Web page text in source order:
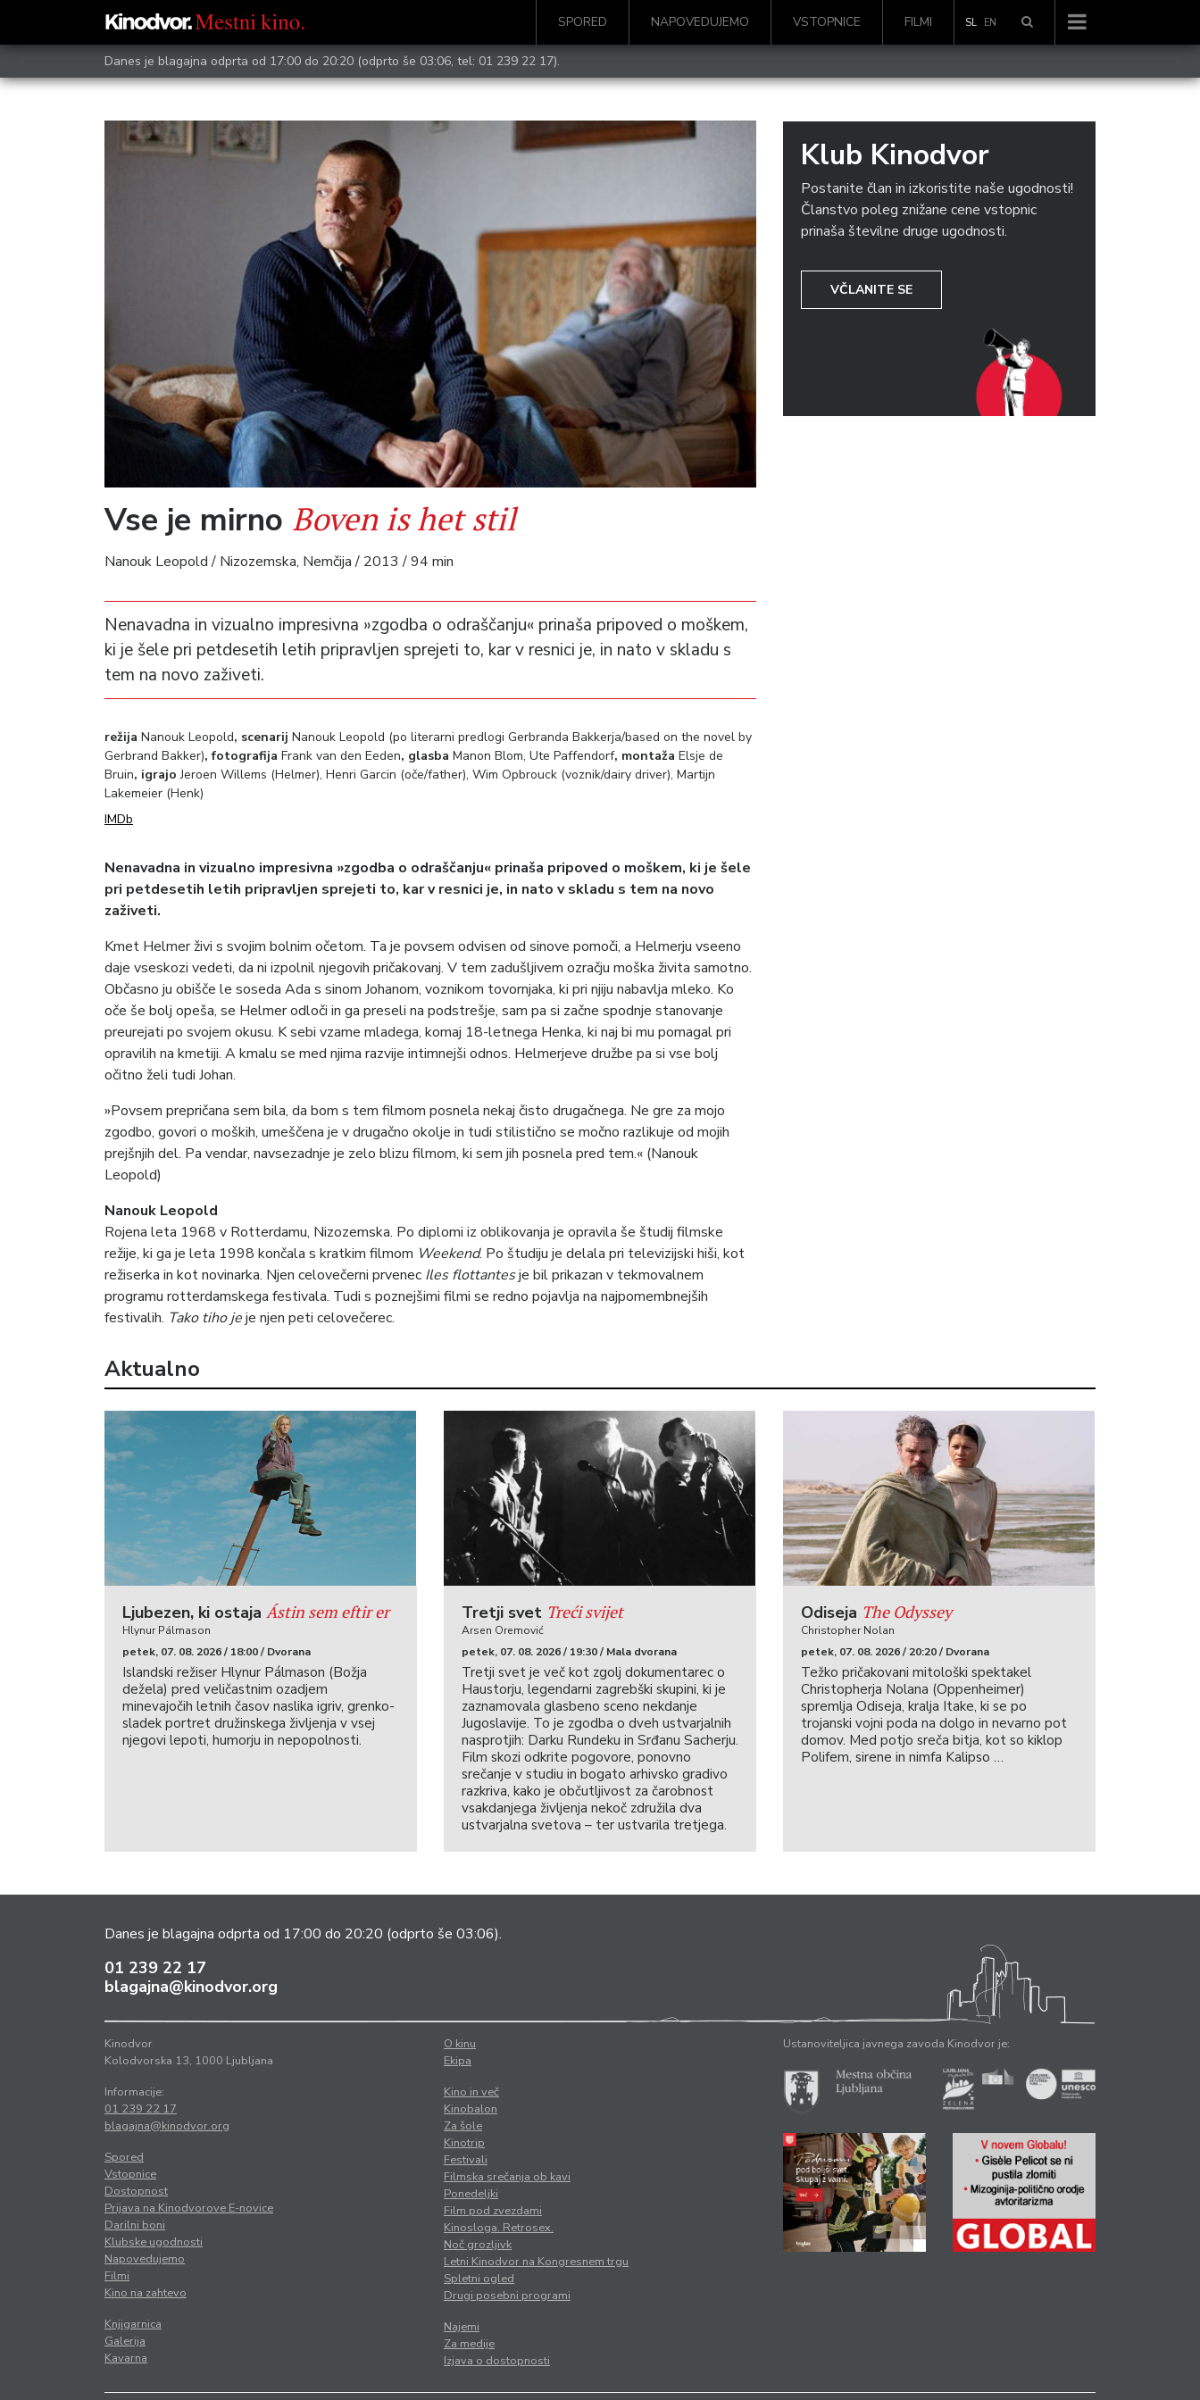
SPORED NAPOVEDUJEMO VSTOPNICE FILMI SL EN
Danes je blagajna odprta od 17:00 do 20:20 (odprto še 03:06, tel: 01 239 22 17).
Vse je mirno Boven is het stil
Nanouk Leopold / Nizozemska, Nemčija / 2013 / 94 min
Nenavadna in vizualno impresivna »zgodba o odraščanju« prinaša pripoved o moškem,
ki je šele pri petdesetih letih pripravljen sprejeti to, kar v resnici je, in nato v skladu s
tem na novo zaživeti.
režija Nanouk Leopold, scenarij Nanouk Leopold (po literarni predlogi Gerbranda Bakkerja/based on the novel by
Gerbrand Bakker), fotografija Frank van den Eeden, glasba Manon Blom, Ute Paffendorf, montaža Elsje de
Bruin, igrajo Jeroen Willems (Helmer), Henri Garcin (oče/father), Wim Opbrouck (voznik/dairy driver), Martijn
Lakemeier (Henk)
IMDb
Nenavadna in vizualno impresivna »zgodba o odraščanju« prinaša pripoved o moškem, ki je šele
pri petdesetih letih pripravljen sprejeti to, kar v resnici je, in nato v skladu s tem na novo
zaživeti.
Kmet Helmer živi s svojim bolnim očetom. Ta je povsem odvisen od sinove pomoči, a Helmerju vseeno
daje vseskozi vedeti, da ni izpolnil njegovih pričakovanj. V tem zadušljivem ozračju moška živita samotno.
Občasno ju obišče le soseda Ada s sinom Johanom, voznikom tovornjaka, ki pri njiju nabavlja mleko. Ko
oče še bolj opeša, se Helmer odloči in ga preseli na podstrešje, sam pa si začne spodnje stanovanje
preurejati po svojem okusu. K sebi vzame mladega, komaj 18-letnega Henka, ki naj bi mu pomagal pri
opravilih na kmetiji. A kmalu se med njima razvije intimnejši odnos. Helmerjeve družbe pa si vse bolj
očitno želi tudi Johan.
»Povsem prepričana sem bila, da bom s tem filmom posnela nekaj čisto drugačnega. Ne gre za mojo
zgodbo, govori o moških, umeščena je v drugačno okolje in tudi stilistično se močno razlikuje od mojih
prejšnjih del. Pa vendar, navsezadnje je zelo blizu filmom, ki sem jih posnela pred tem.« (Nanouk
Leopold)
Nanouk Leopold
Rojena leta 1968 v Rotterdamu, Nizozemska. Po diplomi iz oblikovanja je opravila še študij filmske
režije, ki ga je leta 1998 končala s kratkim filmom Weekend. Po študiju je delala pri televizijski hiši, kot
režiserka in kot novinarka. Njen celovečerni prvenec Iles flottantesje bil prikazan v tekmovalnem
programu rotterdamskega festivala. Tudi s poznejšimi filmi se redno pojavlja na najpomembnejših
festivalih. Tako tiho jeje njen peti celovečerec.
Klub Kinodvor
Postanite član in izkoristite naše ugodnosti!
Članstvo poleg znižane cene vstopnic
prinaša številne druge ugodnosti.
VČLANITE SE
Aktualno
Ljubezen, ki ostaja Ástin sem eftir er
Hlynur Pálmason
petek, 07. 08. 2026 / 18:00 / Dvorana
Islandski režiser Hlynur Pálmason (Božja
dežela) pred veličastnim ozadjem
minevajočih letnih časov naslika igriv, grenko-
sladek portret družinskega življenja v vsej
njegovi lepoti, humorju in nepopolnosti.
Tretji svet Treći svijet
Arsen Oremović
petek, 07. 08. 2026 / 19:30 / Mala dvorana
Tretji svet je več kot zgolj dokumentarec o
Haustorju, legendarni zagrebški skupini, ki je
zaznamovala glasbeno sceno nekdanje
Jugoslavije. To je zgodba o dveh ustvarjalnih
nasprotjih: Darku Rundeku in Srđanu Sacherju.
Film skozi odkrite pogovore, ponovno
srečanje v studiu in bogato arhivsko gradivo
razkriva, kako je občutljivost za čarobnost
vsakdanjega življenja nekoč združila dva
ustvarjalna svetova – ter ustvarila tretjega.
Odiseja The Odyssey
Christopher Nolan
petek, 07. 08. 2026 / 20:20 / Dvorana
Težko pričakovani mitološki spektakel
Christopherja Nolana (Oppenheimer)
spremlja Odiseja, kralja Itake, ki se po
trojanski vojni poda na dolgo in nevarno pot
domov. Med potjo sreča bitja, kot so kiklop
Polifem, sirene in nimfa Kalipso …
Danes je blagajna odprta od 17:00 do 20:20 (odprto še 03:06).
01 239 22 17
blagajna@kinodvor.org
Kinodvor
Kolodvorska 13, 1000 Ljubljana
Informacije:
01 239 22 17
blagajna@kinodvor.org
Spored
Vstopnice
Dostopnost
Prijava na Kinodvorove E-novice
Darilni boni
Klubske ugodnosti
Napovedujemo
Filmi
Kino na zahtevo
Knjigarnica
Galerija
Kavarna
O kinu
Ekipa
Kino in več
Kinobalon
Za šole
Kinotrip
Festivali
Filmska srečanja ob kavi
Ponedeljki
Film pod zvezdami
Kinosloga. Retrosex.
Noč grozljivk
Letni Kinodvor na Kongresnem trgu
Spletni ogled
Drugi posebni programi
Najemi
Za medije
Izjava o dostopnosti
Ustanoviteljica javnega zavoda Kinodvor je: